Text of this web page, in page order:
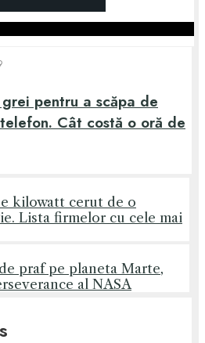
pentru a scăpa de
Cât costă o oră de
kilowatt cerut de o
Lista firmelor cu cele mai
praf pe planeta Marte,
al NASA